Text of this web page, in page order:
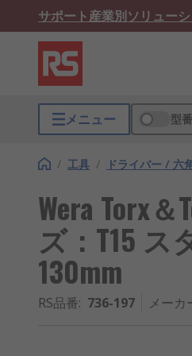
サポート産業別ソリュー
メニュー 型番
/ 工具 / ドライバー / 六
Wera Torx
ズ：T15 ス
130mm
RS品番: 736-197 メーカ